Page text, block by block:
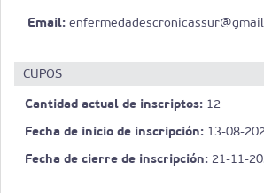
Email:
CUPOS
Cantidad actual de inscriptos: 12
Fecha de inicio de inscripción: 13-08-
Fecha de cierre de inscripción: 21-11-